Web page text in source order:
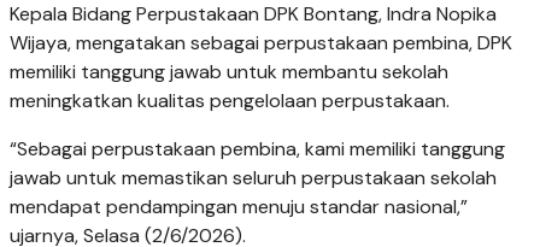
Kepala Bidang Perpustakaan DPK Bontang, Indra Nopika
Wijaya, mengatakan sebagai perpustakaan pembina, DPK
memiliki tanggung jawab untuk membantu sekolah
meningkatkan kualitas pengelolaan perpustakaan.
“Sebagai perpustakaan pembina, kami memiliki tanggung
jawab untuk memastikan seluruh perpustakaan sekolah
mendapat pendampingan menuju standar nasional,”
ujarnya, Selasa (2/6/2026).